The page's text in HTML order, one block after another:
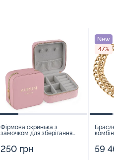
Фірмова скринька з
замочком для зберігання
250 грн
New
47%
з
59